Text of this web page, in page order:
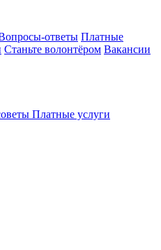
ответы Платные
Станьте волонтёром Вакансии
Платные услуги